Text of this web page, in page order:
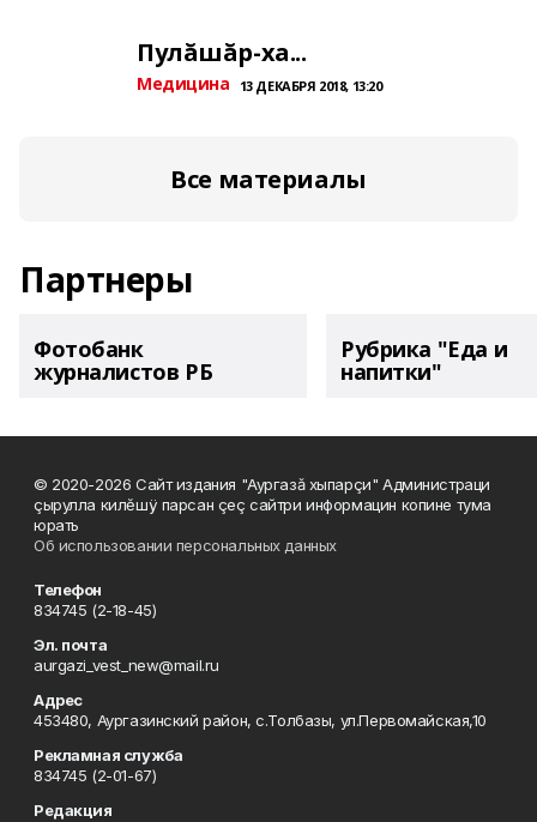
Пулăшăр-ха...
Медицина 13 ДЕКАБРЯ 2018, 13:20
Все материалы
Партнеры
Фотобанк
журналистов РБ
Рубрика "Еда и
напитки"
© 2020-2026 Сайт издания "Аургазă хыпарçи" Администраци
çырулла килĕшÿ парсан çеç сайтри информацин копине тума
юрать
Об использовании персональных данных
Телефон
834745 (2-18-45)
Эл. почта
aurgazi_vest_new@mail.ru
Адрес
453480, Аургазинский район, с.Толбазы, ул.Первомайская,10
Рекламная служба
834745 (2-01-67)
Редакция